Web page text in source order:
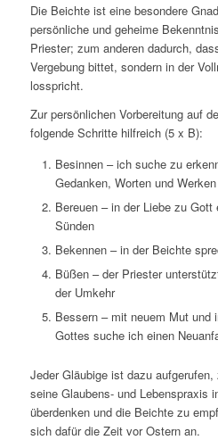
Die Beichte ist eine besondere
persönliche und geheime
Priester; zum anderen dadurch,
Vergebung bittet, sondern in der
losspricht.
Zur persönlichen Vorbereitung auf
folgende Schritte hilfreich (5 x B):
Besinnen – ich suche zu
Gedanken, Worten und Werken
Bereuen – in der Liebe zu
Sünden
Bekennen – in der Beichte
Büßen – der Priester
der Umkehr
Bessern – mit neuem Mut und
Gottes suche ich einen
Jeder Gläubige ist dazu
seine Glaubens- und Lebenspraxis
überdenken und die Beichte zu
sich dafür die Zeit vor Ostern an.